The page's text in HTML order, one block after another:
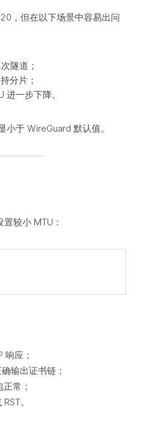
，但在以下场景中容易出问
隧道；
分片；
进一步下降。
于 WireGuard 默认值。
较小 MTU：
响应；
输出证书链；
常；
。